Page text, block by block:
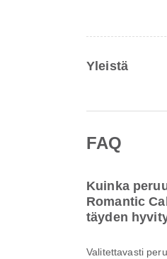
Yleistä
FAQ
Kuinka
Romantic
täyden
Valitettavasti